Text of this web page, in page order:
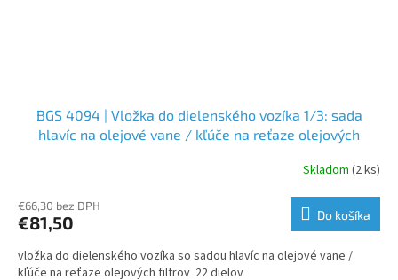
BGS 4094 | Vložka do dielenského vozíka 1/3: sada
hlavíc na olejové vane / kľúče na reťaze olejových
Skladom (2 ks)
€66,30 bez DPH
€81,50 Do košíka
vložka do dielenského vozíka so sadou hlavíc na olejové vane /
kľúče na reťaze olejových filtrov 22 dielov